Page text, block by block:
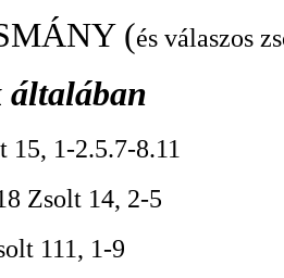
(és válaszos
általában
15, 1-2.5.7-8.11
Zsolt 14, 2-5
111, 1-9